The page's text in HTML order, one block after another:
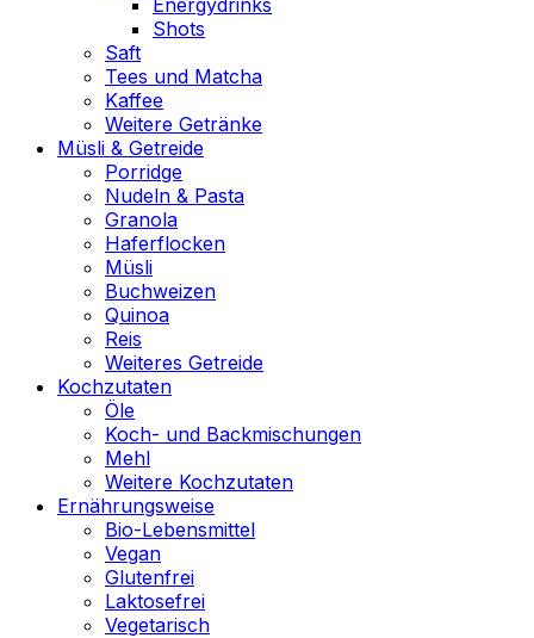
Shots
Saft
Tees und Matcha
Kaffee
Weitere Getränke
Müsli & Getreide
Porridge
Nudeln & Pasta
Granola
Haferflocken
Müsli
Buchweizen
Quinoa
Reis
Weiteres Getreide
Kochzutaten
Öle
Koch- und Backmischungen
Mehl
Weitere Kochzutaten
Ernährungsweise
Bio-Lebensmittel
Vegan
Glutenfrei
Laktosefrei
Vegetarisch